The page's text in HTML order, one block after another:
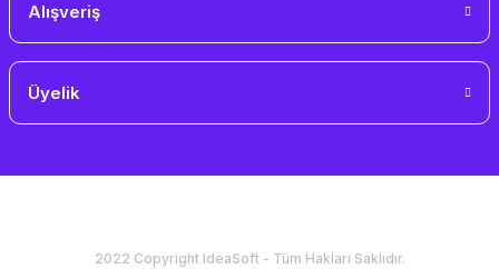
Alışveriş
Üyelik
2022 Copyright IdeaSoft - Tüm Hakları Saklıdır.